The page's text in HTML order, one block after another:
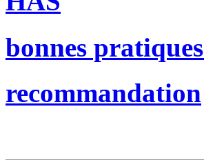
bonnes
recommandation